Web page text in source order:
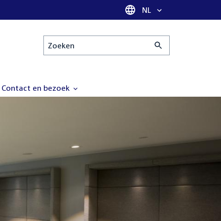
Taal selectie
NL
Zoeken
Contact en bezoek